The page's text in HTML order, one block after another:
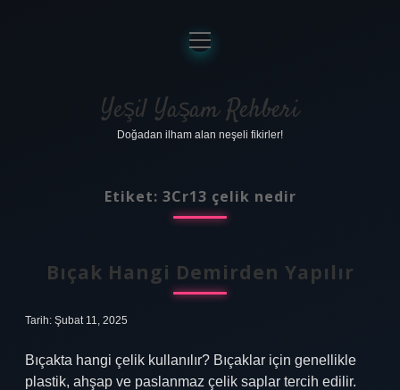
Anasayfa
Gizlilik Politikası
Yasal Uyarı
menüyü
aç
Yeşil Yaşam Rehberi
Doğadan ilham alan neşeli fikirler!
Etiket: 3Cr13 çelik nedir
Bıçak Hangi Demirden Yapılır
Tarih: Şubat 11, 2025
Bıçakta hangi çelik kullanılır? Bıçaklar için genellikle
plastik, ahşap ve paslanmaz çelik saplar tercih edilir.